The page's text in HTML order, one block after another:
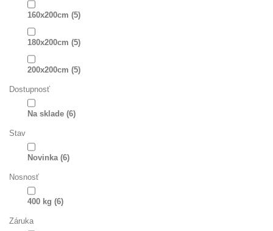
160x200cm (5)
180x200cm (5)
200x200cm (5)
Dostupnosť
Na sklade (6)
Stav
Novinka(6)
Nosnosť
400 kg (6)
Záruka